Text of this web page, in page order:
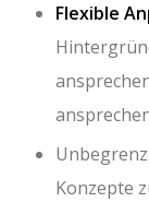
Flexible
Konzepte